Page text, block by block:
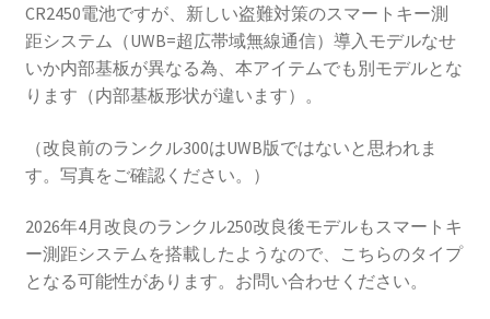
CR2450電池ですが、新しい盗難対策のスマートキー測
距システム（UWB=超広帯域無線通信）導入モデルなせ
いか内部基板が異なる為、本アイテムでも別モデルとな
ります（内部基板形状が違います）。
（改良前のランクル300はUWB版ではないと思われま
す。写真をご確認ください。）
2026年4月改良のランクル250改良後モデルもスマートキ
ー測距システムを搭載したようなので、こちらのタイプ
となる可能性があります。お問い合わせください。